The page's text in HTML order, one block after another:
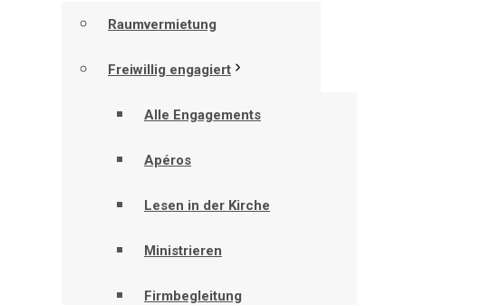
Raumvermietung
Freiwillig engagiert
Alle Engagements
Apéros
Lesen in der Kirche
Ministrieren
Firmbegleitung